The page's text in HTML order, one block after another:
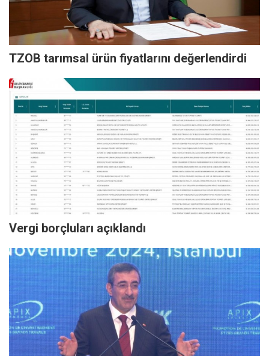
TZOB tarımsal ürün fiyatlarını değerlendirdi
Vergi borçluları açıklandı